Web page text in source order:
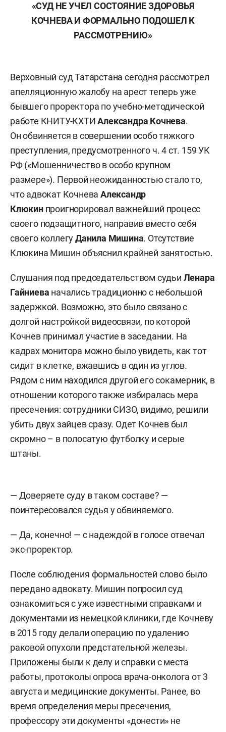
«СУД НЕ УЧЕЛ СОСТОЯНИЕ ЗДОРОВЬЯ
КОЧНЕВА И ФОРМАЛЬНО ПОДОШЕЛ К
РАССМОТРЕНИЮ»
Верховный суд Татарстана сегодня рассмотрел
апелляционную жалобу на арест теперь уже
бывшего проректора по учебно-методической
работе КНИТУ-КХТИАлександра Кочнева.
Он обвиняется в совершении особо тяжкого
преступления, предусмотренного ч. 4 ст. 159 УК
РФ («Мошенничество в особо крупном
размере»). Первой неожиданностью стало то,
что адвокат КочневаАлександр
Клюкинпроигнорировал важнейший процесс
своего подзащитного, направив вместо себя
своего коллегуДанила Мишина. Отсутствие
Клюкина Мишин объяснил крайней занятостью.
Слушания под председательством судьи Ленара
Гайниева начались традиционно с небольшой
задержкой. Возможно, это было связано с
долгой настройкой видеосвязи, по которой
Кочнев принимал участие в заседании. На
кадрах монитора можно было увидеть, как тот
сидит в клетке, вжавшись в один из углов.
Рядом с ним находился другой его сокамерник, в
отношении которого также избиралась мера
пресечения: сотрудники СИЗО, видимо, решили
убить двух зайцев сразу. Одет Кочнев был
скромно – в полосатую футболку и серые
штаны.
— Доверяете суду в таком составе? —
поинтересовался судья у обвиняемого.
— Да, конечно! — с надеждой в голосе отвечал
экс-проректор.
После соблюдения формальностей слово было
передано адвокату. Мишин попросил суд
ознакомиться с уже известными справками и
документами из немецкой клиники, где Кочневу
в 2015 году делали операцию по удалению
раковой опухоли предстательной железы.
Приложены были к делу и справки с места
работы, протоколы опроса врача-онколога от 3
августа и медицинские документы. Ранее, во
время определения меры пресечения,
профессору эти документы «донести» не